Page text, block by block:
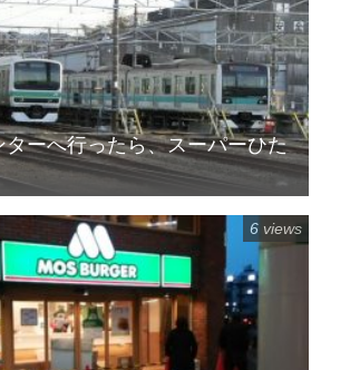
ターへ行ったら、スーパーひた
6 views